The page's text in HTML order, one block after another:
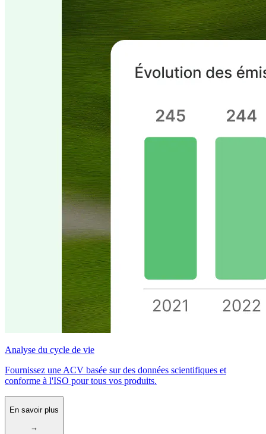
Analyse du cycle de vie
Fournissez une ACV basée sur des données scientifiques et
conforme à l'ISO pour tous vos produits.
En savoir plus
→